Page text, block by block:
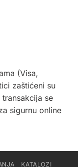
(Visa,
zaštićeni su
se
sigurnu online
KATALOZI